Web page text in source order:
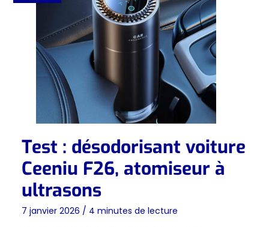
Test : désodorisant voiture
Ceeniu F26, atomiseur à
ultrasons
7 janvier 2026 / 4 minutes de lecture